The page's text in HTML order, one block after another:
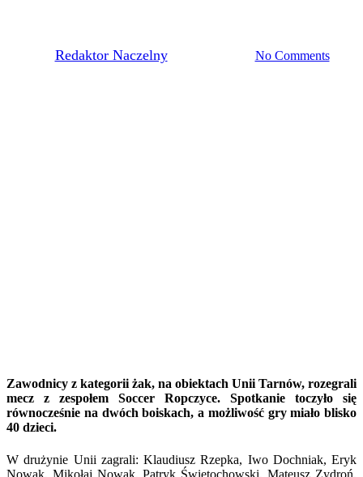
Redaktor Naczelny2 listopada, 2021 No Comments
Zawodnicy z kategorii żak, na obiektach Unii Tarnów, rozegrali
mecz z zespołem Soccer Ropczyce. Spotkanie toczyło się
równocześnie na dwóch boiskach, a możliwość gry miało blisko
40 dzieci.
W drużynie Unii zagrali: Klaudiusz Rzepka, Iwo Dochniak, Eryk
Nowak, Mikołaj Nowak, Patryk Świętochowski, Mateusz Zydroń,